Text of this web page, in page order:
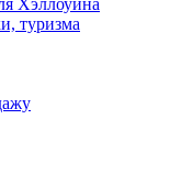
Хэллоуина
туризма